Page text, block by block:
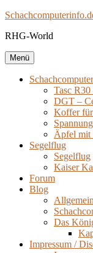
Zum
springen
RHG-World
Menü
Schachcomputer
Tasc
DGT –
Koffer
Äpfel mit
Segelflug
Segelflug
Kaiser
Forum
Blog
Allgemein
Das
Impressum /